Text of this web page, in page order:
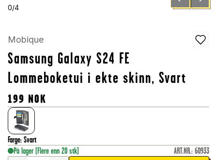
0/4 PREVIOUSNEXT
Mobique
Samsung Galaxy S24 FE
Lommeboketui i ekte skinn, Svart
199 NOK
Farge: Svart
På lager (Flere enn 20 stk) ART.NR.: 60933